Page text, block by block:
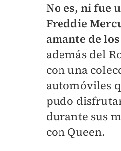
No es, ni fue
Freddie
amante de
además del
con una
automóviles
pudo
durante sus
con Queen.